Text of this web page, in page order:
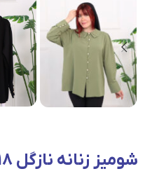
شومیز زنانه نازگل 0818